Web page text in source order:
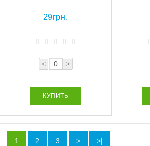
29грн.
< >
КУПИТЬ
1 2 3 > >|